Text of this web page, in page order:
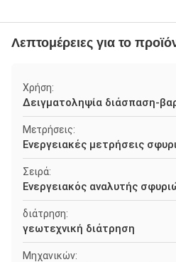
Λεπτομέρειες για το
Χρήση:
Δειγματοληψία διάσπαση-
Μετρήσεις:
Ενεργειακές μετρήσεις
Σειρά:
Ενεργειακός αναλυτής
διάτρηση:
γεωτεχνική διάτρηση
Μηχανικών: